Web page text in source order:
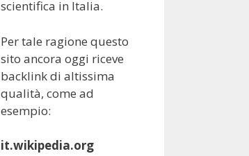
scientifica in Italia.
Per tale ragione questo
sito ancora oggi riceve
backlink di altissima
qualità, come ad
esempio:
it.wikipedia.org